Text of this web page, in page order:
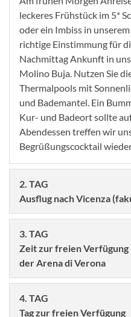
leckeres Frühstück im 5*
oder ein Imbiss in
richtige Einstimmung für
Nachmittag Ankunft in
Molino Buja. Nutzen Sie
Thermalpools mit
und Bademantel. Ein
Kur- und Badeort sollte
Abendessen treffen wir
Begrüßungscocktail
2. TAG
Ausflug nach Vicenza
3. TAG
Zeit zur freien Verfügung
der Arena di Verona
4. TAG
Tag zur freien Verfügung